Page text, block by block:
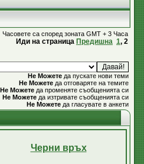
Часовете са според зоната GMT + 3 Часа
Иди на страница Предишна 1, 2
Не Можете да пускате нови теми
Не Можете да отговаряте на темите
Не Можете да променяте съобщенията си
Не Можете да изтривате съобщенията си
Не Можете да гласувате в анкети
Черни връх